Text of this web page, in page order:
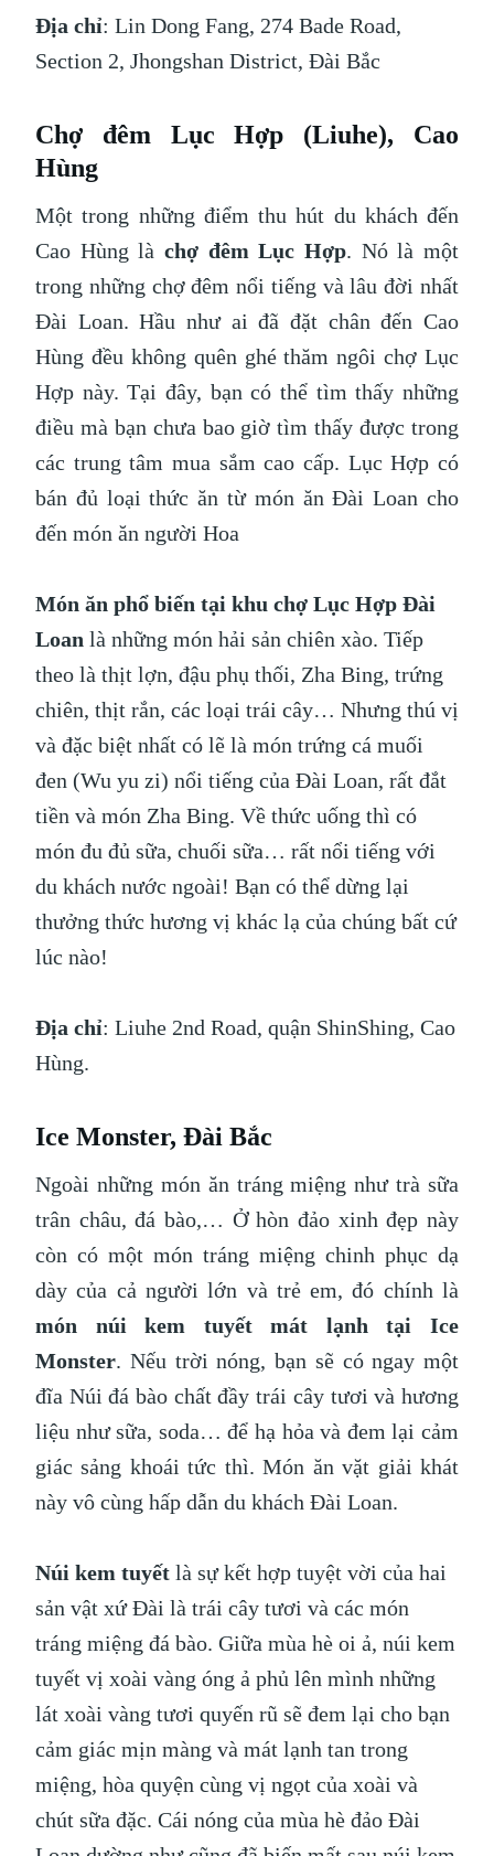
Địa chỉ: Lin Dong Fang, 274 Bade Road,
Section 2, Jhongshan District, Đài Bắc
Chợ đêm Lục Hợp (Liuhe), Cao
Hùng
Một trong những điểm thu hút du khách đến
Cao Hùng là chợ đêm Lục Hợp. Nó là một
trong những chợ đêm nổi tiếng và lâu đời nhất
Đài Loan. Hầu như ai đã đặt chân đến Cao
Hùng đều không quên ghé thăm ngôi chợ Lục
Hợp này. Tại đây, bạn có thể tìm thấy những
điều mà bạn chưa bao giờ tìm thấy được trong
các trung tâm mua sắm cao cấp. Lục Hợp có
bán đủ loại thức ăn từ món ăn Đài Loan cho
đến món ăn người Hoa
Món ăn phổ biến tại khu chợ Lục Hợp Đài
Loan là những món hải sản chiên xào. Tiếp
theo là thịt lợn, đậu phụ thối, Zha Bing, trứng
chiên, thịt rắn, các loại trái cây… Nhưng thú vị
và đặc biệt nhất có lẽ là món trứng cá muối
đen (Wu yu zi) nổi tiếng của Đài Loan, rất đắt
tiền và món Zha Bing. Về thức uống thì có
món đu đủ sữa, chuối sữa… rất nổi tiếng với
du khách nước ngoài! Bạn có thể dừng lại
thưởng thức hương vị khác lạ của chúng bất cứ
lúc nào!
Địa chỉ: Liuhe 2nd Road, quận ShinShing, Cao
Hùng.
Ice Monster, Đài Bắc
Ngoài những món ăn tráng miệng như trà sữa
trân châu, đá bào,… Ở hòn đảo xinh đẹp này
còn có một món tráng miệng chinh phục dạ
dày của cả người lớn và trẻ em, đó chính là
món núi kem tuyết mát lạnh tại Ice
Monster. Nếu trời nóng, bạn sẽ có ngay một
đĩa Núi đá bào chất đầy trái cây tươi và hương
liệu như sữa, soda… để hạ hỏa và đem lại cảm
giác sảng khoái tức thì. Món ăn vặt giải khát
này vô cùng hấp dẫn du khách Đài Loan.
Núi kem tuyết là sự kết hợp tuyệt vời của hai
sản vật xứ Đài là trái cây tươi và các món
tráng miệng đá bào. Giữa mùa hè oi ả, núi kem
tuyết vị xoài vàng óng ả phủ lên mình những
lát xoài vàng tươi quyến rũ sẽ đem lại cho bạn
cảm giác mịn màng và mát lạnh tan trong
miệng, hòa quyện cùng vị ngọt của xoài và
chút sữa đặc. Cái nóng của mùa hè đảo Đài